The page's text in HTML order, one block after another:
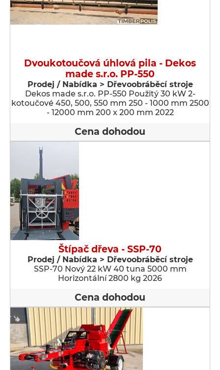
Dvoukotoučová úhlová pila - Dekos
made s.r.o. PP-550
Prodej / Nabídka > Dřevoobráběcí stroje
Dekos made s.r.o. PP-550 Použitý 30 kW 2-
kotoučové 450, 500, 550 mm 250 - 1000 mm 2500
- 12000 mm 200 x 200 mm 2022
Cena dohodou
Štípač dřeva - SSP-70
Prodej / Nabídka > Dřevoobráběcí stroje
SSP-70 Nový 22 kW 40 tuna 5000 mm
Horizontální 2800 kg 2026
Cena dohodou